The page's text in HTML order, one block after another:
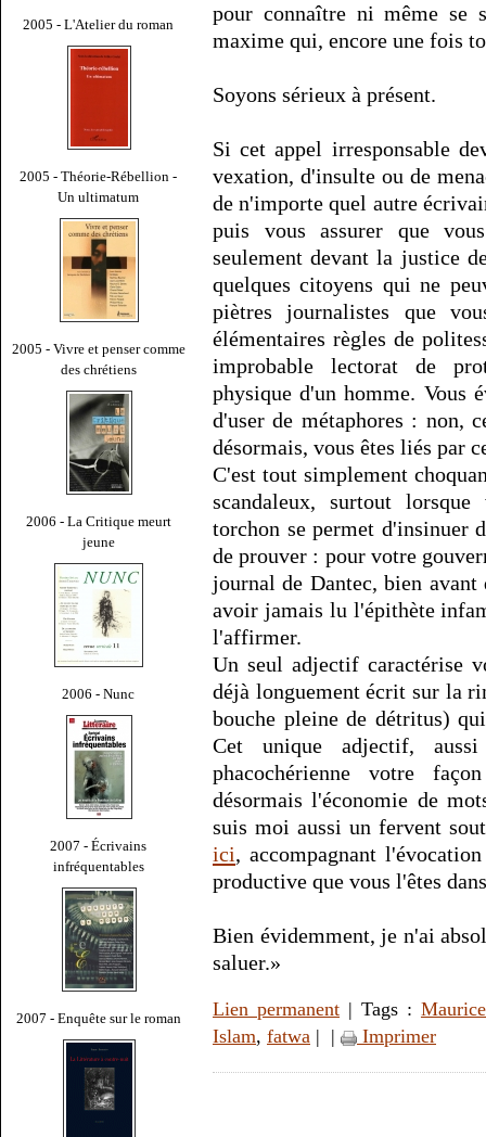
2005 - L'Atelier du roman
2005 - Théorie-Rébellion -
Un ultimatum
2005 - Vivre et penser comme
des chrétiens
2006 - La Critique meurt
jeune
2006 - Nunc
2007 - Écrivains
infréquentables
2007 - Enquête sur le roman
pour connaître ni même se
maxime qui, encore une fois
Soyons sérieux à présent.
Si cet appel irresponsable
vexation, d'insulte ou de
de n'importe quel autre
puis vous assurer que
seulement devant la justice
quelques citoyens qui ne
piètres journalistes que
élémentaires règles de
improbable lectorat de
physique d'un homme. Vous
d'user de métaphores : non,
désormais, vous êtes liés par
C'est tout simplement
scandaleux, surtout
torchon se permet d'insinuer
de prouver : pour votre
journal de Dantec, bien
avoir jamais lu l'épithète
l'affirmer.
Un seul adjectif caractérise
déjà longuement écrit sur la
bouche pleine de détritus)
Cet unique adjectif,
phacochérienne votre
désormais l'économie de
suis moi aussi un fervent
ici, accompagnant
productive que vous l'êtes
Bien évidemment, je n'ai
saluer.»
Lien permanent | Tags :
Islam, fatwa | | Imprimer